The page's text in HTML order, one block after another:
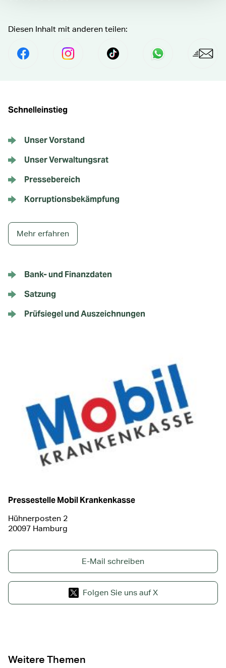
Diesen Inhalt mit anderen teilen:
Per Facebook Teilensocial.media.share.instagram.prefix
Senden perPer
Schnelleinstieg
Unser Vorstand
Unser Verwaltungsrat
Pressebereich
Korruptionsbekämpfung
Mehr erfahren
Bank- und Finanzdaten
Satzung
Prüfsiegel und Auszeichnungen
Pressestelle Mobil Krankenkasse
Hühnerposten 2
20097 Hamburg
E-Mail schreiben
Folgen Sie uns auf X
Weitere Themen